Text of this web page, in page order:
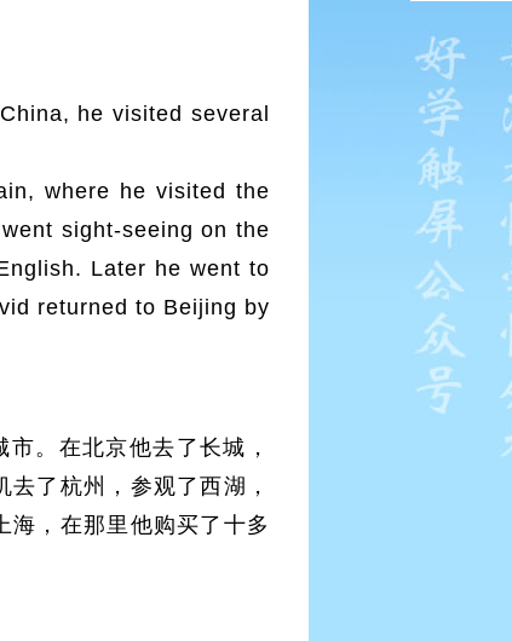
he visited several
where he visited the
sight-seeing on the
Later he went to
returned to Beijing by
。在北京他去了长城，
了杭州，参观了西湖，
海，在那里他购买了十多